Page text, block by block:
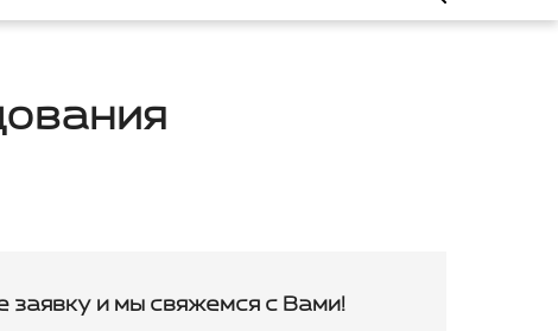
заявку и мы свяжемся с Вами!